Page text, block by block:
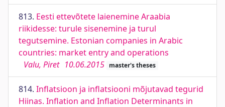
813. Eesti ettevõtete laienemine Araabia
riikidesse: turule sisenemine ja turul
tegutsemine. Estonian companies in Arabic
countries: market entry and operations
Valu, Piret 10.06.2015 master's theses
814. Inflatsioon ja inflatsiooni mõjutavad tegurid
Hiinas. Inflation and Inflation Determinants in